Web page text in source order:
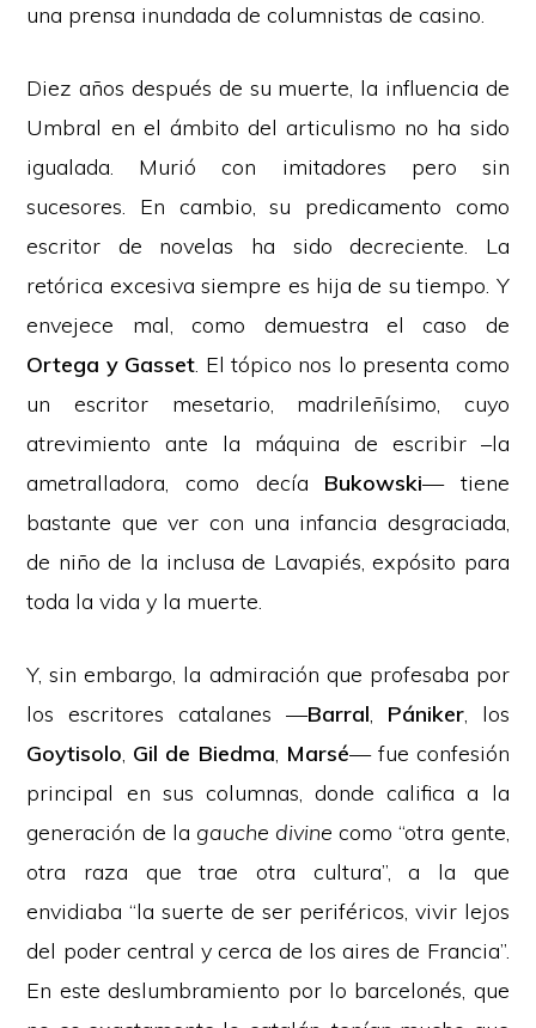
una prensa inundada de columnistas de casino.
Diez años después de su muerte, la influencia de
Umbral en el ámbito del articulismo no ha sido
igualada. Murió con imitadores pero sin
sucesores. En cambio, su predicamento como
escritor de novelas ha sido decreciente. La
retórica excesiva siempre es hija de su tiempo. Y
envejece mal, como demuestra el caso de
Ortega y Gasset. El tópico nos lo presenta como
un escritor mesetario, madrileñísimo, cuyo
atrevimiento ante la máquina de escribir –la
ametralladora, como decía Bukowski— tiene
bastante que ver con una infancia desgraciada,
de niño de la inclusa de Lavapiés, expósito para
toda la vida y la muerte.
Y, sin embargo, la admiración que profesaba por
los escritores catalanes —Barral, Pániker, los
Goytisolo, Gil de Biedma, Marsé— fue confesión
principal en sus columnas, donde califica a la
generación de la gauche divine como “otra gente,
otra raza que trae otra cultura”, a la que
envidiaba “la suerte de ser periféricos, vivir lejos
del poder central y cerca de los aires de Francia”.
En este deslumbramiento por lo barcelonés, que